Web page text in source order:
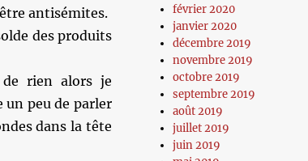
antisémites.
des produits
de rien alors je
un peu de parler
dans la tête
février 2020
janvier 2020
décembre 2019
novembre 2019
octobre 2019
septembre 2019
août 2019
juillet 2019
juin 2019